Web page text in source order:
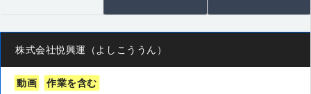
株式会社悦興運（よしこううん）
動画
作業を含む